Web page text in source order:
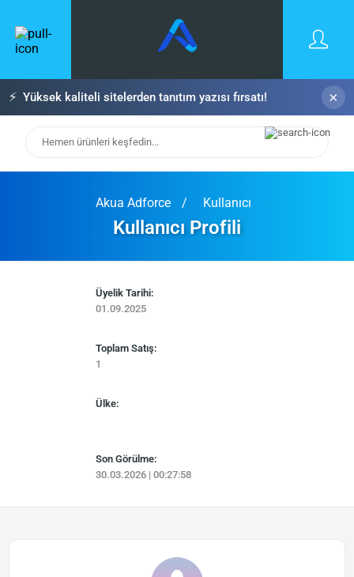
⚡ Yüksek kaliteli sitelerden tanıtım yazısı fırsatı! ×
Akua Adforce Kullanıcı
Kullanıcı Profili
Üyelik Tarihi:
01.09.2025
Toplam Satış:
1
Ülke:
Son Görülme:
30.03.2026 | 00:27:58